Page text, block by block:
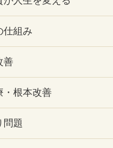
仕組み
善
・根本改善
問題